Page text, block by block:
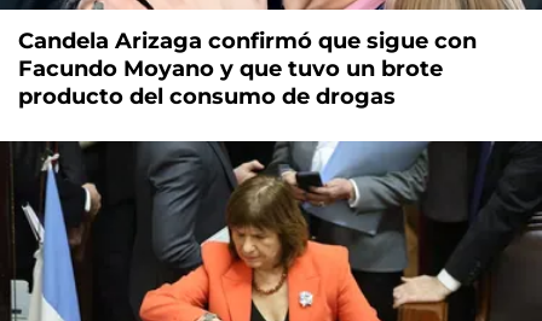
Candela Arizaga confirmó que sigue con
Facundo Moyano y que tuvo un brote
producto del consumo de drogas